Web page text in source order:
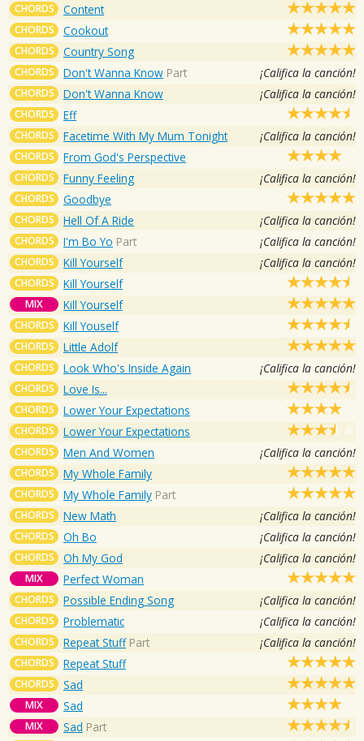
CHORDS Content
CHORDS Cookout
CHORDS Country Song
CHORDS Don't Wanna Know Part ¡Califica la canción!
CHORDS Don't Wanna Know ¡Califica la canción!
CHORDS Eff
CHORDS Facetime With My Mum Tonight ¡Califica la canción!
CHORDS From God's Perspective
CHORDS Funny Feeling ¡Califica la canción!
CHORDS Goodbye
CHORDS Hell Of A Ride ¡Califica la canción!
CHORDS I'm Bo Yo Part ¡Califica la canción!
CHORDS Kill Yourself ¡Califica la canción!
CHORDS Kill Yourself
MIX Kill Yourself
CHORDS Kill Youself
CHORDS Little Adolf
CHORDS Look Who's Inside Again ¡Califica la canción!
CHORDS Love Is...
CHORDS Lower Your Expectations
CHORDS Lower Your Expectations
CHORDS Men And Women ¡Califica la canción!
CHORDS My Whole Family
CHORDS My Whole Family Part
CHORDS New Math ¡Califica la canción!
CHORDS Oh Bo ¡Califica la canción!
CHORDS Oh My God ¡Califica la canción!
MIX Perfect Woman
CHORDS Possible Ending Song ¡Califica la canción!
CHORDS Problematic ¡Califica la canción!
CHORDS Repeat Stuff Part ¡Califica la canción!
CHORDS Repeat Stuff
CHORDS Sad
MIX Sad
MIX Sad Part